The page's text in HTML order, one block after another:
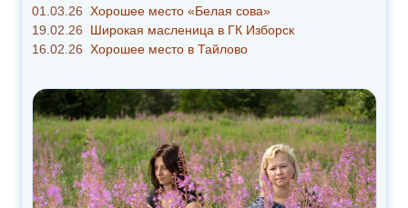
01.03.26 Хорошее место «Белая сова»
19.02.26 Широкая масленица в ГК Изборск
16.02.26 Хорошее место в Тайлово